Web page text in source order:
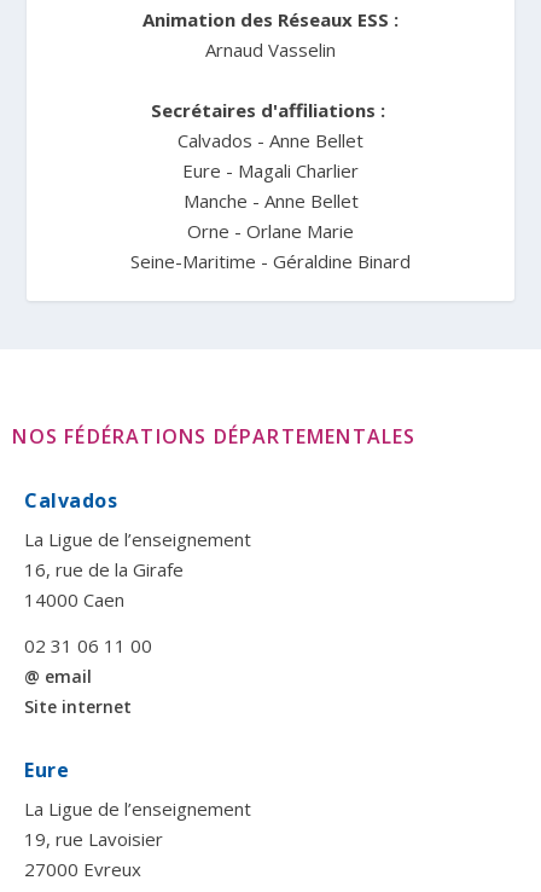
Animation des Réseaux ESS :
Arnaud Vasselin
Secrétaires d'affiliations :
Calvados - Anne Bellet
Eure - Magali Charlier
Manche - Anne Bellet
Orne - Orlane Marie
Seine-Maritime - Géraldine Binard
NOS FÉDÉRATIONS DÉPARTEMENTALES
Calvados
La Ligue de l’enseignement
16, rue de la Girafe
14000 Caen
02 31 06 11 00
@ email
Site internet
Eure
La Ligue de l’enseignement
19, rue Lavoisier
27000 Evreux